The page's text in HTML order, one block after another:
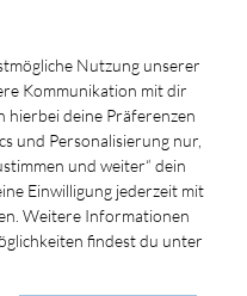
Nutzung unserer
Kommunikation mit dir
hierbei deine Präferenzen
und Personalisierung nur,
und weiter“ dein
Einwilligung jederzeit mit
Weitere Informationen
findest du unter